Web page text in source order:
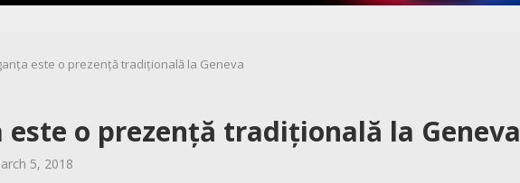
este o prezență tradițională la Geneva
este o prezență tradițională la Geneva
5, 2018